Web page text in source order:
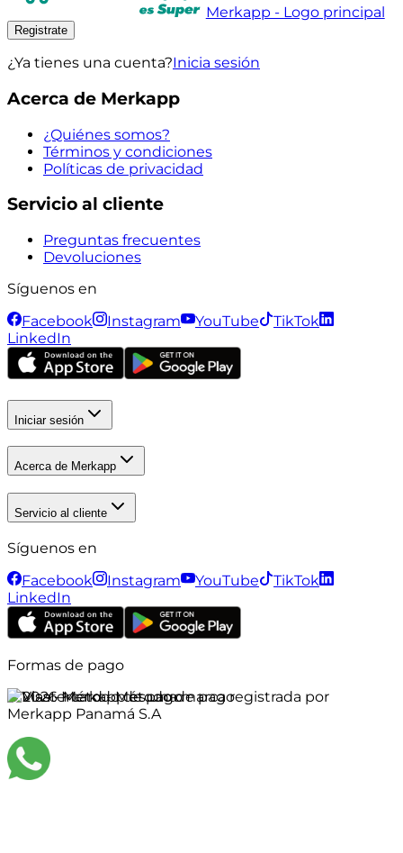
Merkapp - Logo principal
Registrate
¿Ya tienes una cuenta?Inicia sesión
Acerca de Merkapp
¿Quiénes somos?
Términos y condiciones
Políticas de privacidad
Servicio al cliente
Preguntas frecuentes
Devoluciones
Síguenos en
Facebook
Instagram YouTube
TikTok
LinkedIn
Iniciar sesión
Acerca de Merkapp
Servicio al cliente
Síguenos en
Facebook
Instagram YouTube
TikTok
LinkedIn
Formas de pago
©2026Merkapp es una marca registrada por
Merkapp Panamá S.A